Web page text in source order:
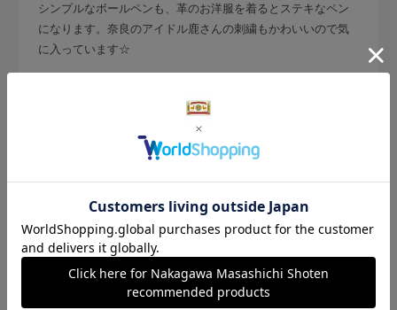
シンプルなボールペンも、革のお洋服を着るとステキなペン
になります。奈良のアイドル鹿さんの刺繍もかわいいので気
に入っています☆
参考になった